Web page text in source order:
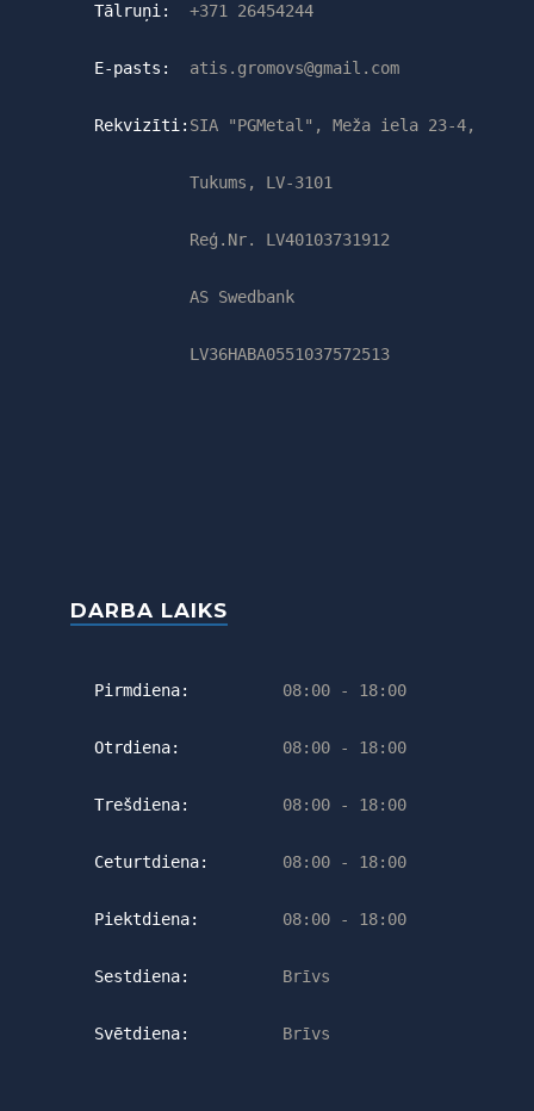
Tālruņi: +371 26454244
E-pasts: atis.gromovs@gmail.com
Rekvizīti: SIA "PGMetal", Meža iela 23-4,
Tukums, LV-3101
Reģ.Nr. LV40103731912
AS Swedbank
LV36HABA0551037572513
DARBA LAIKS
Pirmdiena: 08:00 - 18:00
Otrdiena: 08:00 - 18:00
Trešdiena: 08:00 - 18:00
Ceturtdiena: 08:00 - 18:00
Piektdiena: 08:00 - 18:00
Sestdiena: Brīvs
Svētdiena: Brīvs